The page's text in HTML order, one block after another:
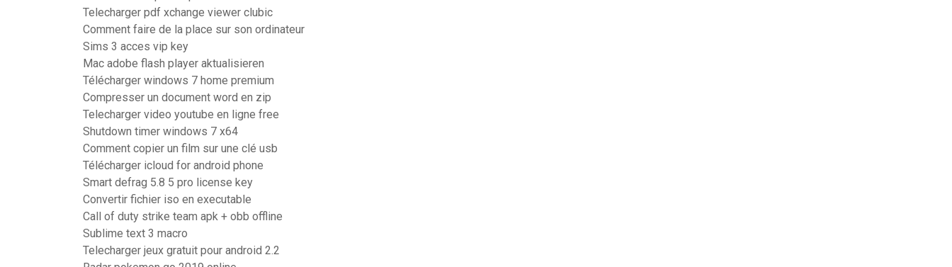
Telecharger pdf xchange viewer clubic
Comment faire de la place sur son ordinateur
Sims 3 acces vip key
Mac adobe flash player aktualisieren
Télécharger windows 7 home premium
Compresser un document word en zip
Telecharger video youtube en ligne free
Shutdown timer windows 7 x64
Comment copier un film sur une clé usb
Télécharger icloud for android phone
Smart defrag 5.8 5 pro license key
Convertir fichier iso en executable
Call of duty strike team apk + obb offline
Sublime text 3 macro
Telecharger jeux gratuit pour android 2.2